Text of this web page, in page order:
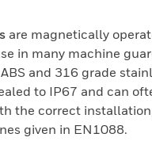
are magnetically
in many machine
and 316 grade
to IP67 and can
the correct
given in EN1088.